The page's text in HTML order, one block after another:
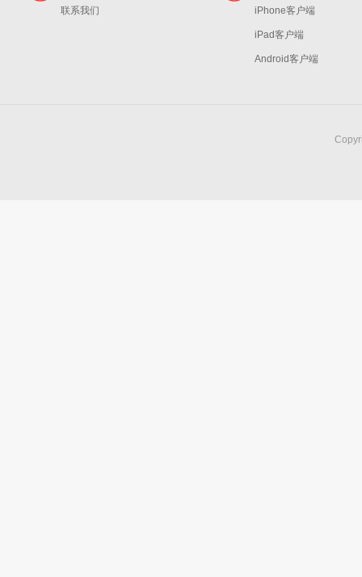
联系我们 iPhone客户端
iPad客户端
Android客户端